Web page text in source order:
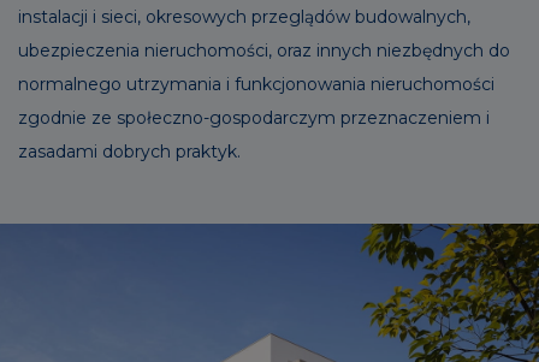
instalacji i sieci, okresowych przeglądów budowalnych,
ubezpieczenia nieruchomości, oraz innych niezbędnych do
normalnego utrzymania i funkcjonowania nieruchomości
zgodnie ze społeczno-gospodarczym przeznaczeniem i
zasadami dobrych praktyk.